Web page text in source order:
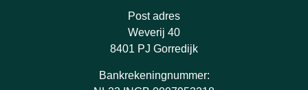
Post adres
Weverij 40
8401 PJ Gorredijk
Bankrekeningnummer: